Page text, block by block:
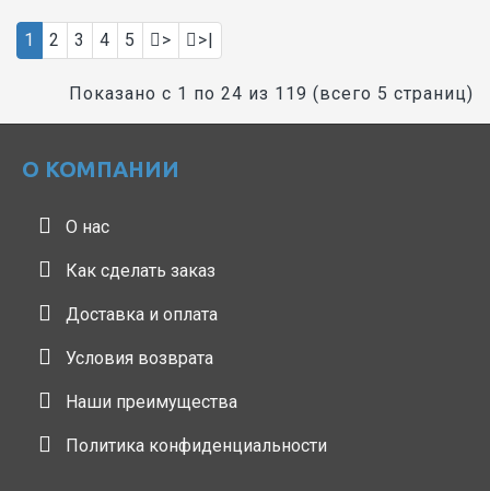
1 2 3 4 5 > >|
Показано с 1 по 24 из 119 (всего 5 страниц)
О КОМПАНИИ
О нас
Как сделать заказ
Доставка и оплата
Условия возврата
Наши преимущества
Политика конфиденциальности